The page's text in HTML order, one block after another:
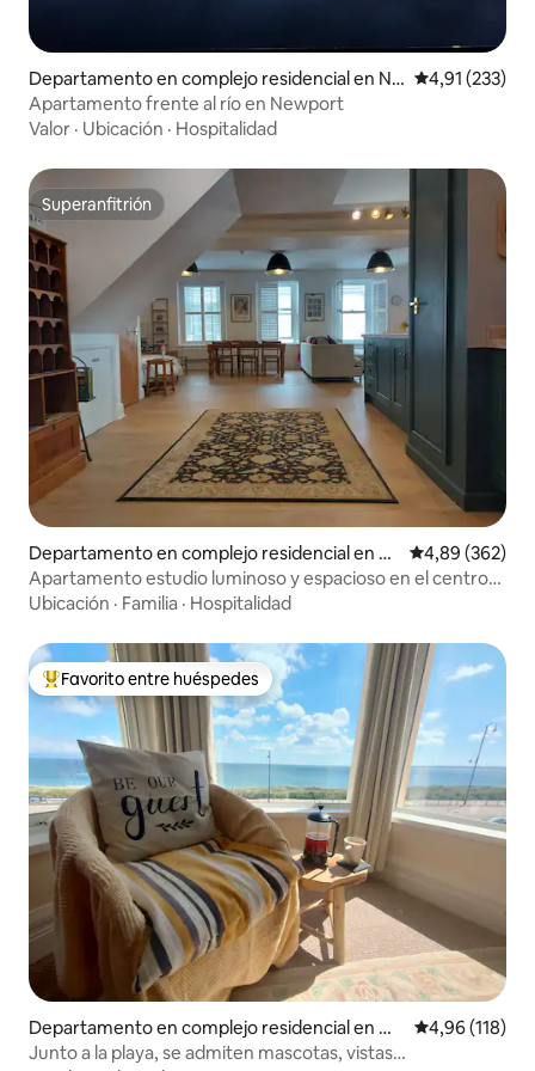
Departamento en complejo residencial en Ne
wport
Calificación
4,91 (233)
Apartamento frente al río en Newport
Valor · Ubicación · Hospitalidad
Superanfitrión
Superanfitrión
Departamento en complejo residencial en C
armarthenshire
Calificación
4,89 (362)
Apartamento estudio luminoso y espacioso en el centro
de la ciudad de Carmarthen - Ty Caer.
Ubicación · Familia · Hospitalidad
Favorito entre los huéspedes más destacados
Favorito entre huéspedes
Departamento en complejo residencial en G
wynedd
Calificación
4,96 (118)
Junto a la playa, se admiten mascotas, vistas